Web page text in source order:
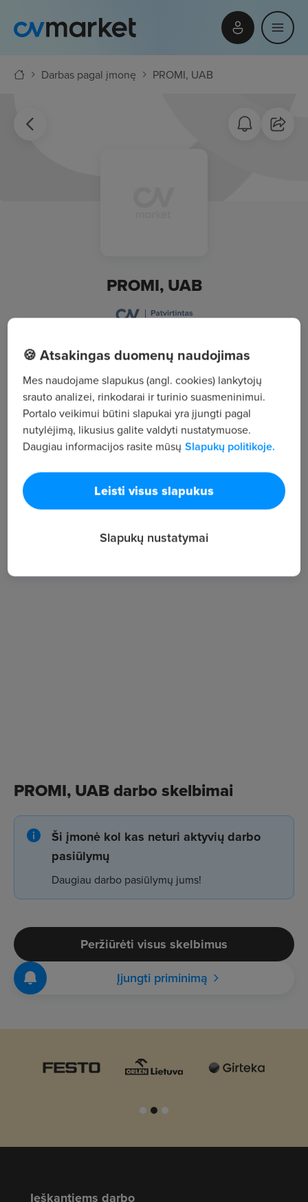
Darbas pagal įmonę PROMI, UAB
PROMI, UAB
Žiūrėti visus skelbimus
Įmonės aprašymas
10
Darbuotojų sk.
Peržiūros
Vid. atlyginimas
PROMI, UAB darbo skelbimai
Ši įmonė kol kas neturi aktyvių darbo
pasiūlymų
Daugiau darbo pasiūlymų jums!
Peržiūrėti visus skelbimus
Įjungti priminimą
Ieškantiems darbo
🍪 Atsakingas duomenų naudojimas
Mes naudojame slapukus (angl. cookies) lankytojų
srauto analizei, rinkodarai ir turinio suasmeninimui.
Portalo veikimui būtini slapukai yra įjungti pagal
nutylėjimą, likusius galite valdyti nustatymuose.
Daugiau informacijos rasite mūsų Slapukų politikoje.
Leisti visus slapukus
Slapukų nustatymai